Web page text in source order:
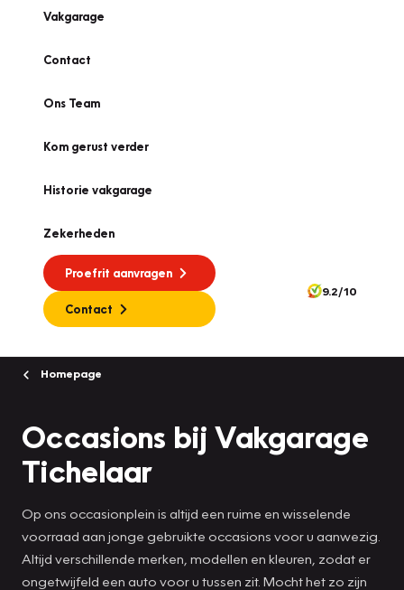
Vakgarage
Contact
Ons Team
Kom gerust verder
Historie vakgarage
Zekerheden
Proefrit aanvragen
Contact
9.2/10
Homepage
Occasions bij Vakgarage
Tichelaar
Op ons occasionplein is altijd een ruime en wisselende
voorraad aan jonge gebruikte occasions voor u aanwezig.
Altijd verschillende merken, modellen en kleuren, zodat er
ongetwijfeld een auto voor u tussen zit. Mocht het zo zijn